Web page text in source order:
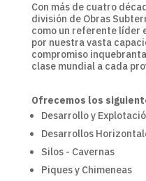
Con más de cuatro
división de Obras
como un referente líder
por nuestra vasta
compromiso
clase mundial a cada
Ofrecemos los
Desarrollo y
Desarrollos
Silos - Cavernas
Piques y Chimeneas